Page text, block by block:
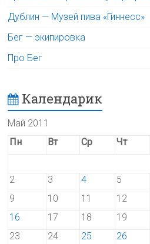
Дублин — Музей пива «Гиннесс»
Бег — экипировка
Про Бег
Календарик
Май 2011
Пн
Вт Ср Чт
2
3 4 5
9
10 11 12
16
17 18 19
23
24 25 26